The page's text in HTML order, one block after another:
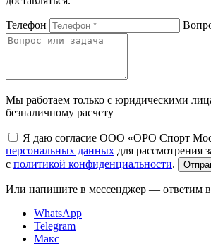
Телефон
Мы работаем только с юридическими
безналичному расчету
Я даю согласие ООО «ОРО Спорт
персональных данных для рассмотрения
с политикой конфиденциальности.
Или напишите в мессенджер — ответим в
WhatsApp
Telegram
Макс